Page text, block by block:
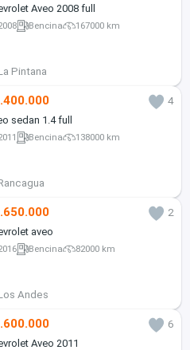
Aveo 2008 full
Bencina 167000 km
Pintana
4
sedan 1.4 full
Bencina 138000 km
2
aveo
Bencina 82000 km
Andes
6
Aveo 2011